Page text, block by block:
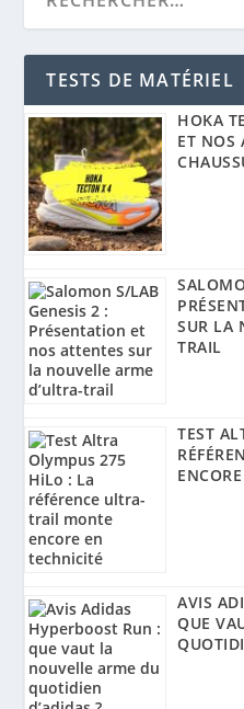
TESTS DE MATÉRIEL
HOKA
ET NOS
SUR LA
TRAIL
TEST
AVIS
QUE